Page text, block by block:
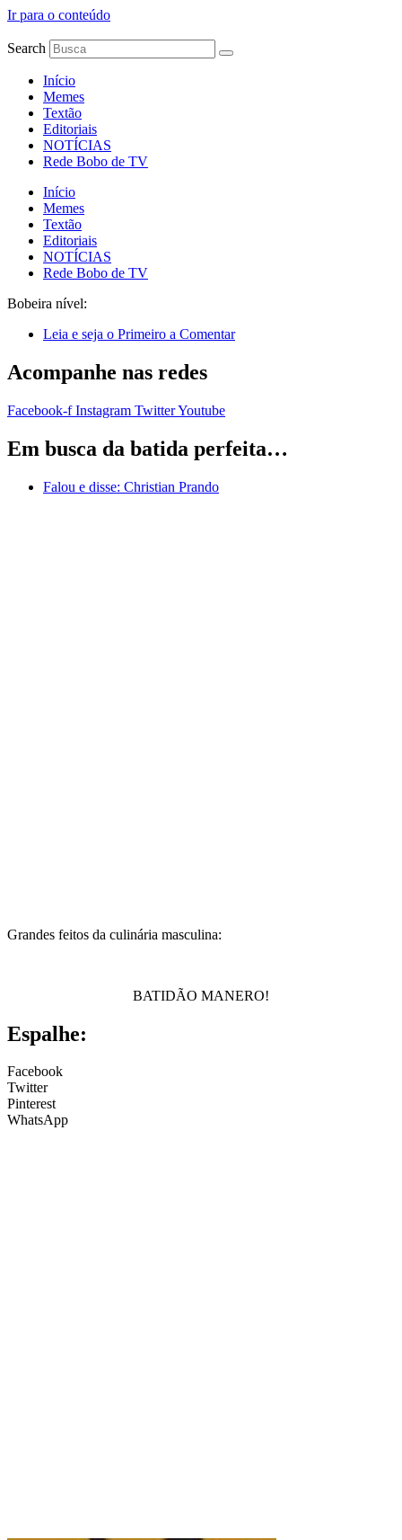
Ir para o conteúdo
Search
Início
Memes
Textão
Editoriais
NOTÍCIAS
Rede Bobo de TV
Início
Memes
Textão
Editoriais
NOTÍCIAS
Rede Bobo de TV
Bobeira nível:
Leia e seja o Primeiro a Comentar
Acompanhe nas redes
Facebook-f Instagram TwitterYoutube
Em busca da batida perfeita…
Falou e disse: Christian Prando
Grandes feitos da culinária masculina:
BATIDÃO MANERO!
Espalhe:
Facebook
Twitter
Pinterest
WhatsApp